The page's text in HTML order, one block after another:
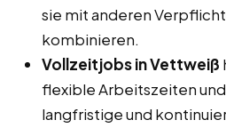
sie mit anderen
kombinieren.
Vollzeitjobs in Vettweiß
flexible Arbeitszeiten
langfristige und